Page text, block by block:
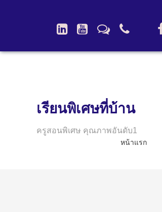
เรียนพิเศษที่บ้าน
ครูสอนพิเศษ คุณภาพอันดับ1
หน้าแรก